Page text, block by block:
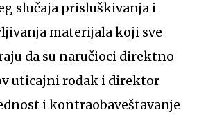
slučaja prisluškivanja i
materijala koji sve
da su naručioci direktno
uticajni rođak i direktor
i kontraobaveštavanje